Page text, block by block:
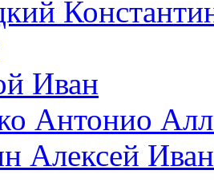
Иван
Антонио
Алексей